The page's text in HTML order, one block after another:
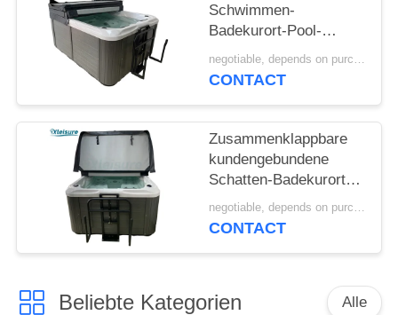
Schwimmen-
Badekurort-Pool-
Abdeckungs-
Vinylbadekurort-
freistehendes
Schwimmen-heiße
Wanne für
negotiable, depends on purchase volume MOQ:10 | Satz 100
CONTACT
Zusammenklappbare
kundengebundene
Schatten-Badekurort-
Abdeckung im Freien
für Balboa-heiße
negotiable, depends on purchase volume MOQ:10 | Satz 100
CONTACT
Beliebte Kategorien Alle